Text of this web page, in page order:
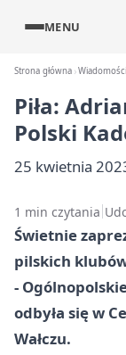
MENU
Strona główna Wiadomości
Piła:
Polski
25 kwietnia
1 min czytania
Świetnie
pilskich
-
odbyła się w
Wałczu.